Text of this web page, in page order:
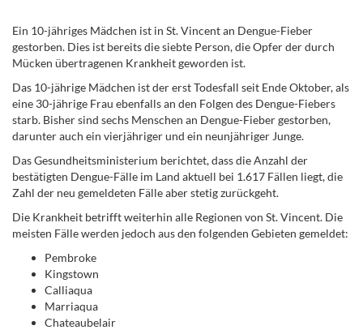
Ein 10-jähriges Mädchen ist in St. Vincent an Dengue-Fieber
gestorben. Dies ist bereits die siebte Person, die Opfer der durch
Mücken übertragenen Krankheit geworden ist.
Das 10-jährige Mädchen ist der erst Todesfall seit Ende Oktober, als
eine 30-jährige Frau ebenfalls an den Folgen des Dengue-Fiebers
starb. Bisher sind sechs Menschen an Dengue-Fieber gestorben,
darunter auch ein vierjähriger und ein neunjähriger Junge.
Das Gesundheitsministerium berichtet, dass die Anzahl der
bestätigten Dengue-Fälle im Land aktuell bei 1.617 Fällen liegt, die
Zahl der neu gemeldeten Fälle aber stetig zurückgeht.
Die Krankheit betrifft weiterhin alle Regionen von St. Vincent. Die
meisten Fälle werden jedoch aus den folgenden Gebieten gemeldet:
Pembroke
Kingstown
Calliaqua
Marriaqua
Chateaubelair